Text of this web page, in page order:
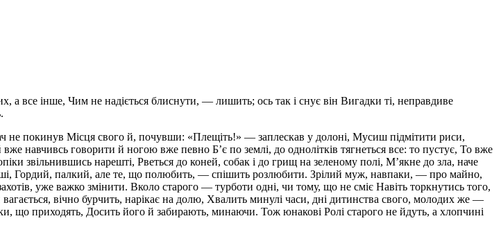
все інше, Чим не надіється блиснути, — лишить; ось так і снує він Вигадки ті, неправдиве
не покинув Місця свого й, почувши: «Плещіть!» — заплескав у долоні, Мусиш підмітити риси,
навчивсь говорити й ногою вже певно Б’є по землі, до однолітків тягнеться все: то пустує, То вже
звільнившись нарешті, Рветься до коней, собак і до грищ на зеленому полі, М’якне до зла, наче
Гордий, палкий, але те, що полюбить, — спішить розлюбити. Зрілий муж, навпаки, — про майно,
уже важко змінити. Вколо старого — турботи одні, чи тому, що не сміє Навіть торкнутись того,
вічно бурчить, нарікає на долю, Хвалить минулі часи, дні дитинства свого, молодих же —
що приходять, Досить його й забирають, минаючи. Тож юнакові Ролі старого не йдуть, а хлопчині